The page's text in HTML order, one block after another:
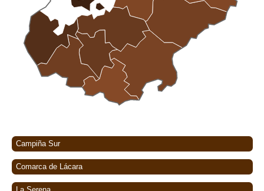
Campiña Sur
Comarca de Lácara